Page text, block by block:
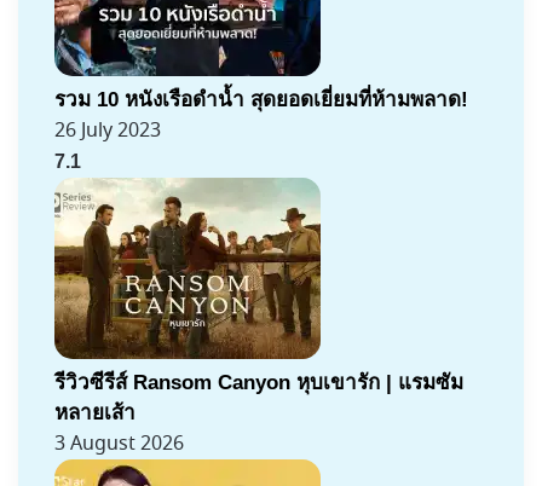
รวม 10 หนังเรือดำน้ำ สุดยอดเยี่ยมที่ห้ามพลาด!
26 July 2023
7.1
รีวิวซีรีส์ Ransom Canyon หุบเขารัก | แรมซัม
หลายเส้า
3 August 2026